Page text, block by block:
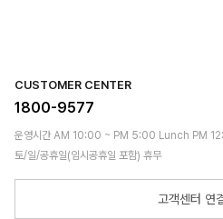
CUSTOMER CENTER
1800-9577
운영시간 AM 10:00 ~ PM 5:00 Lunch PM
토/일/공휴일(임시공휴일 포함) 휴무
고객센터 연